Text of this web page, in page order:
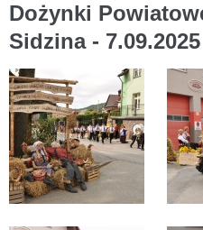
Dożynki
Sidzina - 7.09.2025